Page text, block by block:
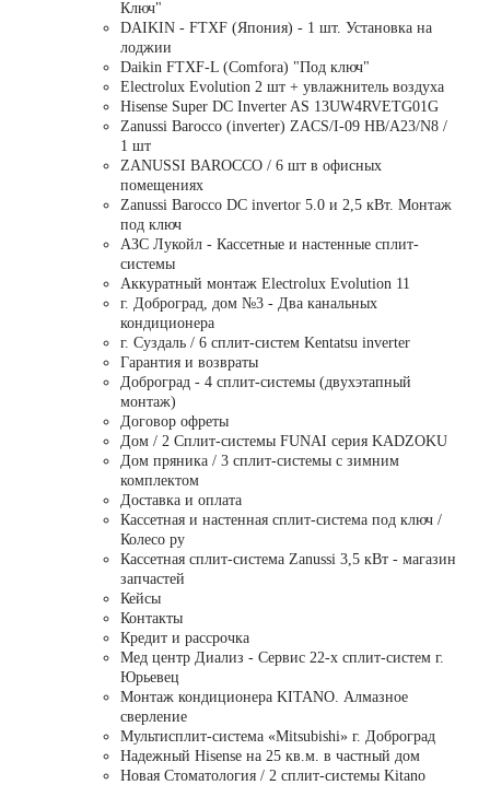
Ключ"
DAIKIN - FTXF (Япония) - 1 шт. Установка на
лоджии
Daikin FTXF-L (Comfora) "Под ключ"
Electrolux Evolution 2 шт + увлажнитель воздуха
Hisense Super DC Inverter AS 13UW4RVETG01G
Zanussi Barocco (inverter) ZACS/I-09 HB/A23/N8 /
1 шт
ZANUSSI BAROCCO / 6 шт в офисных
помещениях
Zanussi Barocco DC invertor 5.0 и 2,5 кВт. Монтаж
под ключ
АЗС Лукойл - Кассетные и настенные сплит-
системы
Аккуратный монтаж Electrolux Evolution 11
г. Доброград, дом №3 - Два канальных
кондиционера
г. Суздаль / 6 сплит-систем Kentatsu inverter
Гарантия и возвраты
Доброград - 4 сплит-системы (двухэтапный
монтаж)
Договор офреты
Дом / 2 Сплит-системы FUNAI серия KADZOKU
Дом пряника / 3 сплит-системы с зимним
комплектом
Доставка и оплата
Кассетная и настенная сплит-система под ключ /
Колесо ру
Кассетная сплит-система Zanussi 3,5 кВт - магазин
запчастей
Кейсы
Контакты
Кредит и рассрочка
Мед центр Диализ - Сервис 22-х сплит-систем г.
Юрьевец
Монтаж кондиционера KITANO. Алмазное
сверление
Мультисплит-система «Mitsubishi» г. Доброград
Надежный Hisense на 25 кв.м. в частный дом
Новая Стоматология / 2 сплит-системы Kitano